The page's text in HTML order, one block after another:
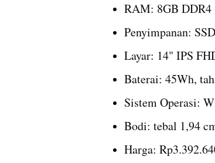
RAM: 8GB DDR4
Penyimpanan:
Layar: 14" IPS
Baterai: 45Wh,
Sistem Operasi:
Bodi: tebal 1,94
Harga: